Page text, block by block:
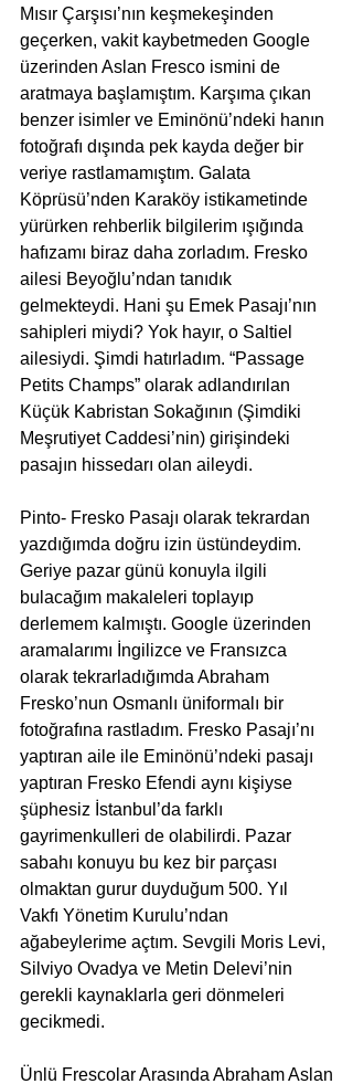
Mısır Çarşısı’nın keşmekeşinden
geçerken, vakit kaybetmeden Google
üzerinden Aslan Fresco ismini de
aratmaya başlamıştım. Karşıma çıkan
benzer isimler ve Eminönü’ndeki hanın
fotoğrafı dışında pek kayda değer bir
veriye rastlamamıştım. Galata
Köprüsü’nden Karaköy istikametinde
yürürken rehberlik bilgilerim ışığında
hafızamı biraz daha zorladım. Fresko
ailesi Beyoğlu’ndan tanıdık
gelmekteydi. Hani şu Emek Pasajı’nın
sahipleri miydi? Yok hayır, o Saltiel
ailesiydi. Şimdi hatırladım. “Passage
Petits Champs” olarak adlandırılan
Küçük Kabristan Sokağının (Şimdiki
Meşrutiyet Caddesi’nin) girişindeki
pasajın hissedarı olan aileydi.
Pinto- Fresko Pasajı olarak tekrardan
yazdığımda doğru izin üstündeydim.
Geriye pazar günü konuyla ilgili
bulacağım makaleleri toplayıp
derlemem kalmıştı. Google üzerinden
aramalarımı İngilizce ve Fransızca
olarak tekrarladığımda Abraham
Fresko’nun Osmanlı üniformalı bir
fotoğrafına rastladım. Fresko Pasajı’nı
yaptıran aile ile Eminönü’ndeki pasajı
yaptıran Fresko Efendi aynı kişiyse
şüphesiz İstanbul’da farklı
gayrimenkulleri de olabilirdi. Pazar
sabahı konuyu bu kez bir parçası
olmaktan gurur duyduğum 500. Yıl
Vakfı Yönetim Kurulu’ndan
ağabeylerime açtım. Sevgili Moris Levi,
Silviyo Ovadya ve Metin Delevi’nin
gerekli kaynaklarla geri dönmeleri
gecikmedi.
Ünlü Frescolar Arasında Abraham Aslan